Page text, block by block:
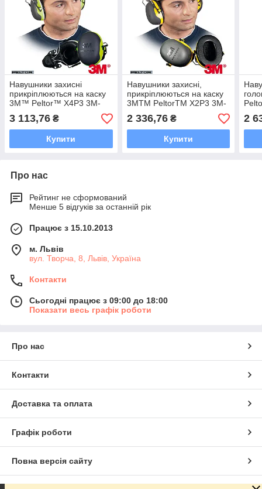
Навушники захисні
прикріплюються на каску
3M™ Peltor™ X4P3 3M-
PELTOR-X4-H
3 113,76 ₴
Купити
Навушники захисні,
прикріплюються на каску
3MTM PeltorTM X2P3 3M-
PELTOR-X2-H
2 336,76₴
Купити
X3
2
Про нас
Рейтинг не сформований
Менше 5 відгуків за останній рік
Працює з 15.10.2013
м. Львів
вул. Творча, 8, Львів, Україна
Контакти
Сьогодні працює з 09:00 до 18:00
Показати весь графік роботи
Про нас
Контакти
Доставка та оплата
Графік роботи
Повна версія сайту